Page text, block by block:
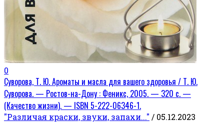
0
Суворова, Т. Ю. Ароматы и масла для вашего здоровья / Т. Ю.
Суворова. — Ростов-на-Дону : Феникс, 2005. — 320 с. —
(Качество жизни). — ISBN 5-222-06346-1.
"Различая краски, звуки, запахи..." / 05.12.2023